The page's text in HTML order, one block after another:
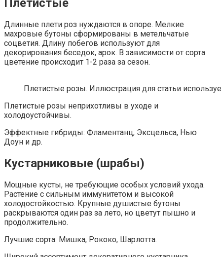
Плетистые
Длинные плети роз нуждаются в опоре. Мелкие
махровые бутоны сформированы в метельчатые
соцветия. Длину побегов используют для
декорирования беседок, арок. В зависимости от сорта
цветение происходит 1-2 раза за сезон.
Плетистые розы. Иллюстрация для статьи
Плетистые розы неприхотливы в уходе и
холодоустойчивы.
Эффектные гибриды: Фламентанц, Эксцельса, Нью
Доун и др.
Кустарниковые (шрабы)
Мощные кусты, не требующие особых условий ухода.
Растение с сильным иммунитетом и высокой
холодостойкостью. Крупные душистые бутоны
раскрываются один раз за лето, но цветут пышно и
продолжительно.
Лучшие сорта: Мишка, Рококо, Шарлотта.